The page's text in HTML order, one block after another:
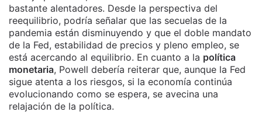
bastante alentadores. Desde la perspectiva del
reequilibrio, podría señalar que las secuelas de la
pandemia están disminuyendo y que el doble mandato
de la Fed, estabilidad de precios y pleno empleo, se
está acercando al equilibrio. En cuanto a la política
monetaria, Powell debería reiterar que, aunque la Fed
sigue atenta a los riesgos, si la economía continúa
evolucionando como se espera, se avecina una
relajación de la política.